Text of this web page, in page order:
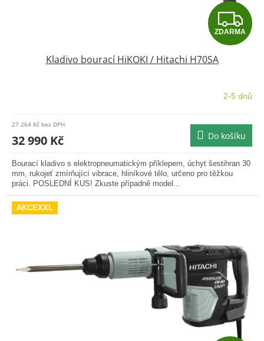
Z
D
R
M
A
ZDARMA
Kladivo bourací HiKOKI / Hitachi H70SA
2-5 dnů
27 264 Kč bez DPH
32 990 Kč Do košíku
Bourací kladivo s elektropneumatickým příklepem, úchyt šestihran 30
mm, rukojeť zmírňující vibrace, hliníkové tělo, určeno pro těžkou
práci. POSLEDNÍ KUS! Zkuste případně model...
AKCEXXL